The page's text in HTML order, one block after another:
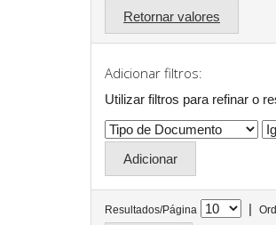
Retornar valores
Adicionar filtros:
Utilizar filtros para refinar o
Resultados/Página |